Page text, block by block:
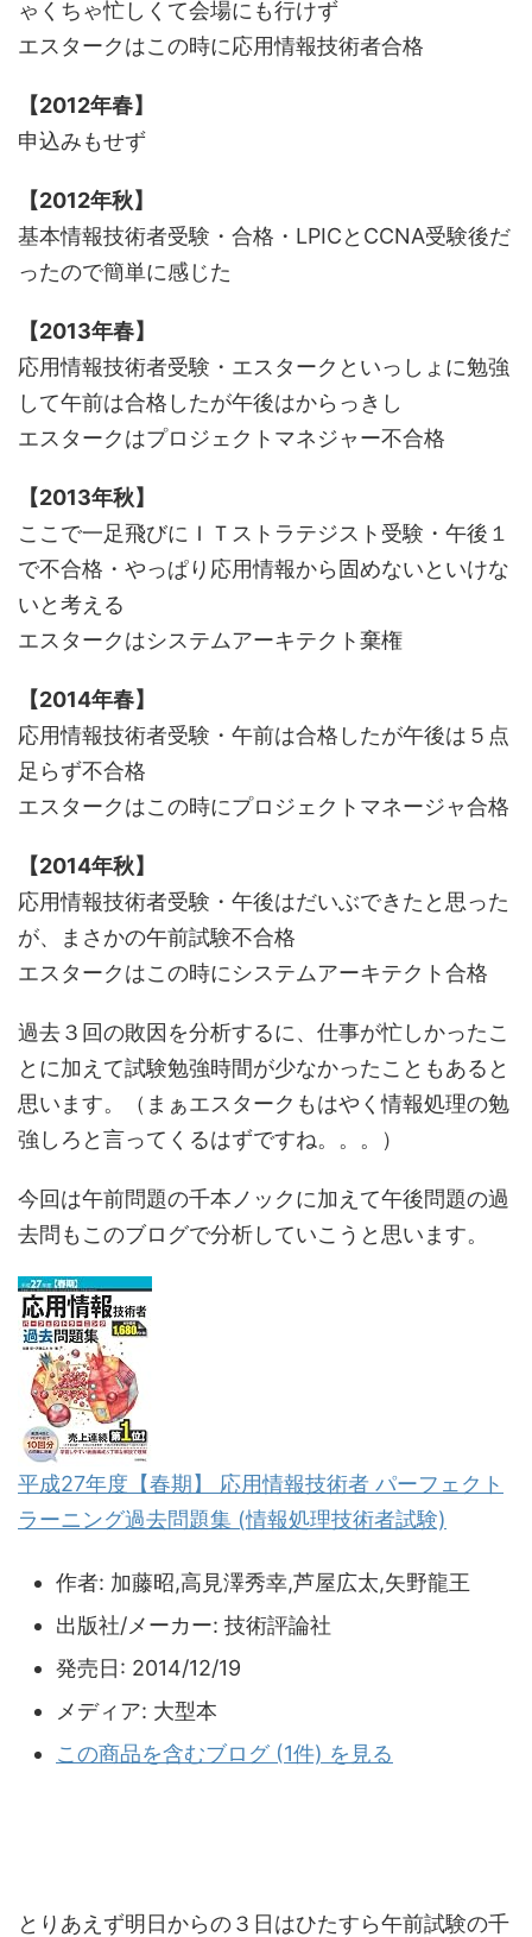
ゃくちゃ忙しくて会場にも行けず
エスタークはこの時に応用情報技術者合格
【2012年春】
申込みもせず
【2012年秋】
基本情報技術者受験・合格・LPICとCCNA受験後だ
ったので簡単に感じた
【2013年春】
応用情報技術者受験・エスタークといっしょに勉強
して午前は合格したが午後はからっきし
エスタークはプロジェクトマネジャー不合格
【2013年秋】
ここで一足飛びにＩＴストラテジスト受験・午後１
で不合格・やっぱり応用情報から固めないといけな
いと考える
エスタークはシステムアーキテクト棄権
【2014年春】
応用情報技術者受験・午前は合格したが午後は５点
足らず不合格
エスタークはこの時にプロジェクトマネージャ合格
【2014年秋】
応用情報技術者受験・午後はだいぶできたと思った
が、まさかの午前試験不合格
エスタークはこの時にシステムアーキテクト合格
過去３回の敗因を分析するに、仕事が忙しかったこ
とに加えて試験勉強時間が少なかったこともあると
思います。（まぁエスタークもはやく情報処理の勉
強しろと言ってくるはずですね。。。）
今回は午前問題の千本ノックに加えて午後問題の過
去問もこのブログで分析していこうと思います。
平成27年度【春期】 応用情報技術者 パーフェクト
ラーニング過去問題集 (情報処理技術者試験)
作者: 加藤昭,高見澤秀幸,芦屋広太,矢野龍王
出版社/メーカー: 技術評論社
発売日: 2014/12/19
メディア: 大型本
この商品を含むブログ (1件) を見る
とりあえず明日からの３日はひたすら午前試験の千